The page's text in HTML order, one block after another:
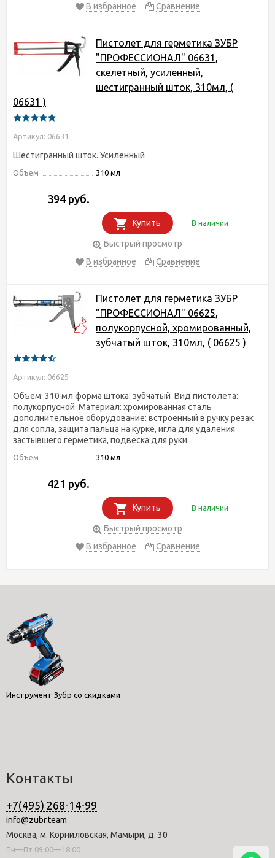
В избранное
Сравнение
Пистолет для герметика ЗУБР
"ПРОФЕССИОНАЛ" 06631,
скелетный, усиленный,
шестигранный шток, 310мл, (
06631 )
Артикул: 06631
Шестигранный шток. Усиленный
Объем 310 мл
394 руб.
Купить В наличии
Быстрый просмотр
В избранное
Сравнение
Пистолет для герметика ЗУБР
"ПРОФЕССИОНАЛ" 06625,
полукорпусной, хромированный,
зубчатый шток, 310мл, ( 06625 )
Артикул: 06625
Объем: 310 мл форма штока: зубчатый Вид пистолета:
полукорпусной Материал: хромированная сталь
дополнительное оборудование: встроенный в ручку резак
для сопла, защита пальца на курке, игла для удаления
застывшего герметика, подвеска для руки
Объем 310 мл
421 руб.
Купить В наличии
Быстрый просмотр
В избранное
Сравнение
Инструмент Зубр со скидками
Контакты
+7(495) 268-14-99
info@zubr.team
Москва, м. Корниловская, Мамыри, д. 30
Пн—Пт 09:00—18:00